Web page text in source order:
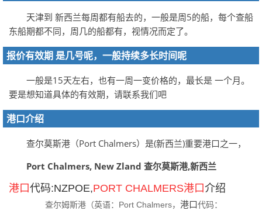
天津到 新西兰每周都有船去的，一般是周5的船，每个查船
东船期都不同，周几的船都有，视情况而定了。
报价有效期 是几号呢，一般持续多长时间呢
一般是15天左右，也有一周一变价格的，最长是 一个月。
要是想知道具体的有效期，请联系我们吧
港口介绍
查尔莫斯港（Port Chalmers）是(新西兰)重要港口之一，
Port Chalmers, New Zland 查尔莫斯港,新西兰
港口代码:NZPOE,PORT CHALMERS港口介绍
查尔姆斯港（英语：Port Chalmers， 港口代码：